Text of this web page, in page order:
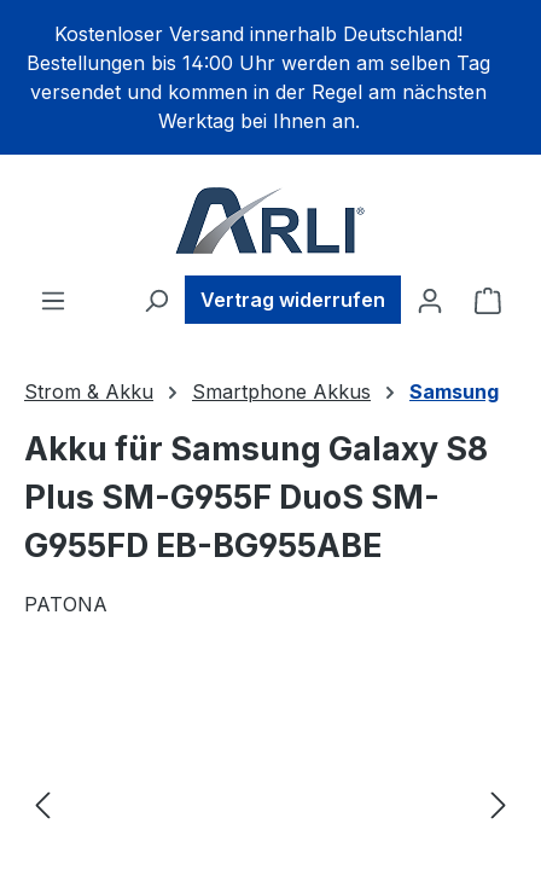
springen
Kostenloser Versand innerhalb Deutschland!
Bestellungen bis 14:00 Uhr werden am selben Tag
versendet und kommen in der Regel am nächsten
Werktag bei Ihnen an.
Vertrag widerrufen
Strom & Akku Smartphone Akkus Samsung
Akku für Samsung Galaxy S8
Plus SM-G955F DuoS SM-
G955FD EB-BG955ABE
PATONA